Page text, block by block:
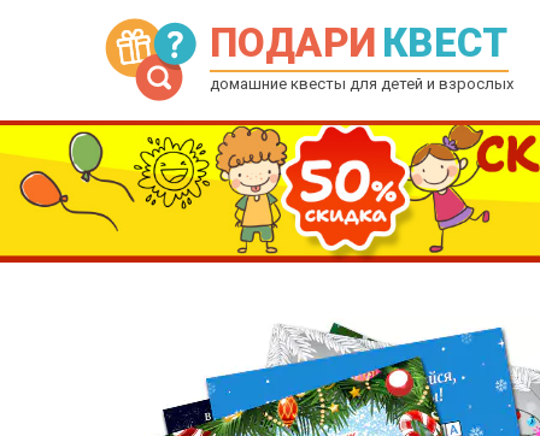
ПОДАРИ КВЕСТ
домашние квесты для детей и взрослых